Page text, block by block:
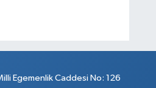
Egemenlik Caddesi No: 126